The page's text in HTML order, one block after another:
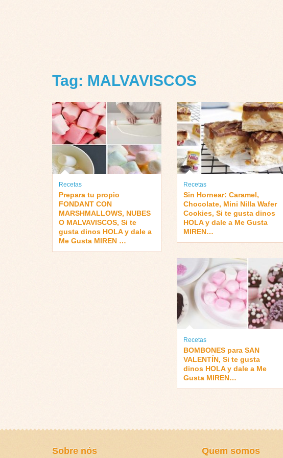
Tag: MALVAVISCOS
Recetas
Prepara tu propio
FONDANT CON
MARSHMALLOWS, NUBES
O MALVAVISCOS, Si te
gusta dinos HOLA y dale a
Me Gusta MIREN …
Recetas
Sin Hornear: Caramel,
Chocolate, Mini Nilla Wafer
Cookies, Si te gusta dinos
HOLA y dale a Me Gusta
MIREN…
Recetas
BOMBONES para SAN
VALENTÍN, Si te gusta
dinos HOLA y dale a Me
Gusta MIREN…
Sobre nós Quem somos